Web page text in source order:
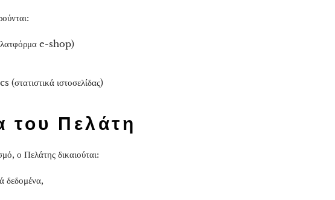
e-shop)
ιστοσελίδας)
του Πελάτη
ο Πελάτης δικαιούται:
δεδομένα,